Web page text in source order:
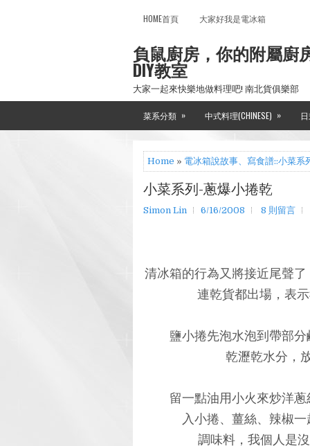
HOME首頁 大家好我是電冰箱
負鼠廚房，你的附屬廚
DIY教室
大家一起來快樂地做料理吧! 南北貨俱樂部
菜系分類 » 中式料理(CHINESE) »
Home » 電冰箱說故事、寫食譜::小菜系
小菜系列-蔥爆小捲乾
Simon Lin 6/16/2008 8 則留言
清冰箱的行為又將接近尾聲
連乾貨都出場，表
鹽小捲先泡水泡到帶部
乾瀝乾水分，
留一點油用小火來炒洋
入小捲、薑絲、辣椒
調味料，我個人是